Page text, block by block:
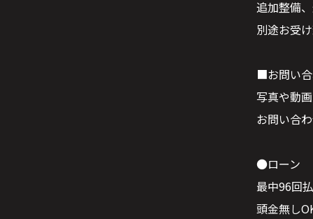
追加整備
別途お受
■お問い
写真や動
お問い合
●ローン
最中96回
頭金無し